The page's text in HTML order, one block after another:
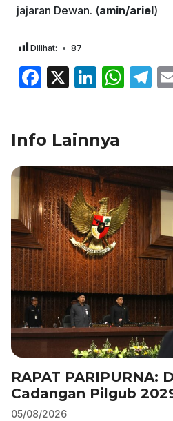
jajaran Dewan. (amin/ariel)
Dilihat: 87
F
e
b
o
o
k
X
Li
e
dI
n
W
A
p
p
T
a
m
Info Lainnya
RAPAT PARIPURNA:
Cadangan Pilgub
05/08/2026